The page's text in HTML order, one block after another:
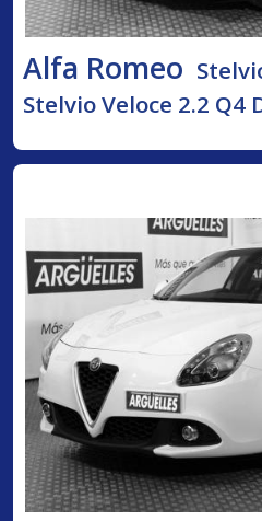
Alfa Romeo
Stelvio Veloce 2.2 Q4